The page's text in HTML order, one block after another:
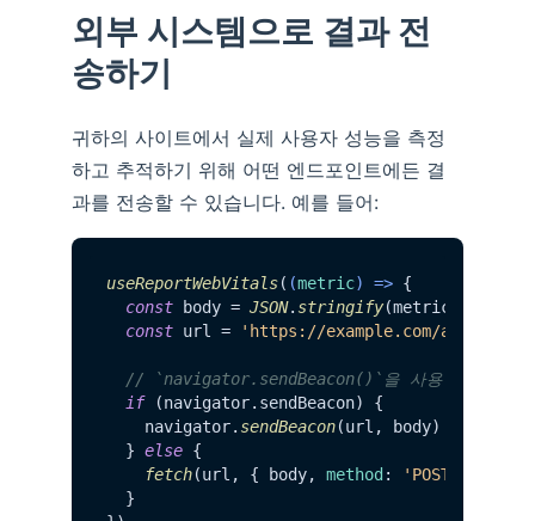
외부 시스템으로 결과 전
송하기
귀하의 사이트에서 실제 사용자 성능을 측정
하고 추적하기 위해 어떤 엔드포인트에든 결
과를 전송할 수 있습니다. 예를 들어:
useReportWebVitals( (metric) => {
const body = JSON. stringify(metric)
const url = 'https://example.com/analytics'
// `navigator.sendBeacon()`을 사용할 수 있다
if (navigator. sendBeacon) {
    navigator.
sendBeacon(url, body)
  }
else {
fetch(url, { body, method : 'POST'
  }